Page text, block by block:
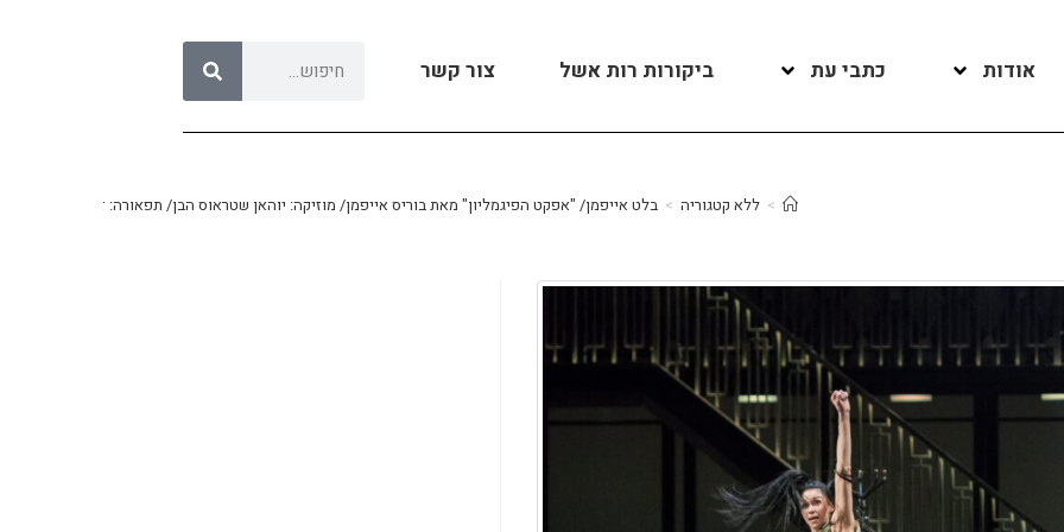
אודות כתבי עת ביקורות רות אשל צור קשר
> ללא קטגוריה > בלט אייפמן/ "אפקט הפיגמליון" מאת בוריס אייפמן/ מוזיקה: יוהאן שטראוס הבן/ תפאורה: זינובי מרגולין/